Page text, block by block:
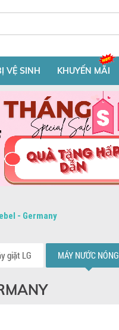
VỆ SINH KHUYẾN MÃI
- Germany
giặt LG MÁY NƯỚC NÓNG